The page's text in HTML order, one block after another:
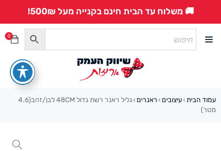
🚚 משלוח עד הבית חינם בקנייה מעל 500₪!
0
עמוד הבית ›עיצובים › ראנרים ›
גליל ראנר רשת גדול 48CM לבן/זהב(4.6
מטר)